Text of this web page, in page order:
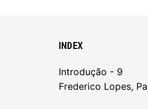
INDEX
Introdução - 9
Frederico Lopes,